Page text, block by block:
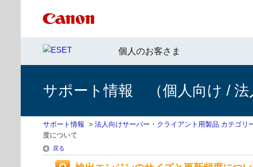
個人のお客さま
サポート情報 （個人向け / 法
サポート情報 > 法人向けサーバー・クライアント用製品 カテゴリ
度について
戻る